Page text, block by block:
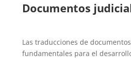
Documentos
Las traducciones de
fundamentales para el